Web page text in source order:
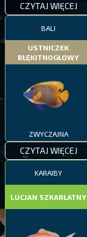
CZYTAJ WIĘCEJ
BALI
USTNICZEK
BŁĘKITNOGŁOWY
ZWYCZAJNA
CZYTAJ WIĘCEJ
KARAIBY
LUCJAN SZKARŁATNY